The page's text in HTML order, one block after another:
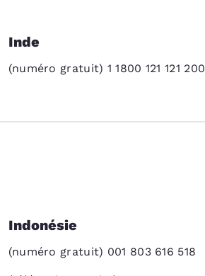
Inde
(numéro gratuit) 1 1800 121 121 200
Indonésie
(numéro gratuit) 001 803 616 518